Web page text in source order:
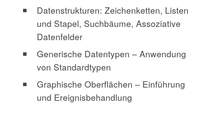
Datenstrukturen: Zeichenketten, Listen
und Stapel, Suchbäume, Assoziative
Datenfelder
Generische Datentypen – Anwendung
von Standardtypen
Graphische Oberflächen – Einführung
und Ereignisbehandlung